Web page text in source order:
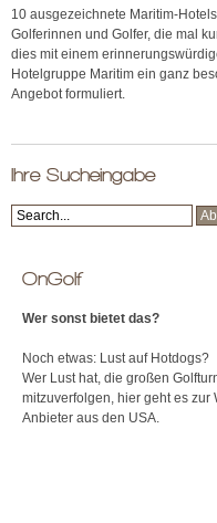
10 ausgezeichnete Maritim-
Golferinnen und Golfer, die mal
dies mit einem
Hotelgruppe Maritim ein ganz
Angebot formuliert.
Ihre Sucheingabe
OnGolf
Wer sonst bietet das?
Noch etwas: Lust auf Hotdogs?
Wer Lust hat, die großen
mitzuverfolgen, hier geht es zur
Anbieter aus den USA.